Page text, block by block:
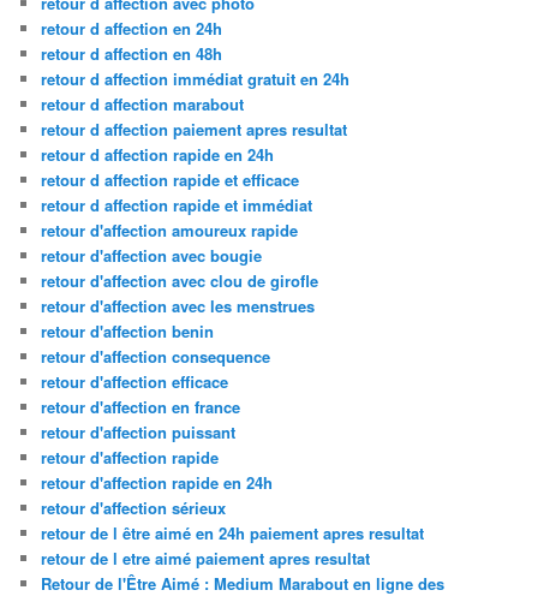
retour d affection en 24h
retour d affection en 48h
retour d affection immédiat gratuit en 24h
retour d affection marabout
retour d affection paiement apres resultat
retour d affection rapide en 24h
retour d affection rapide et efficace
retour d affection rapide et immédiat
retour d'affection amoureux rapide
retour d'affection avec bougie
retour d'affection avec clou de girofle
retour d'affection avec les menstrues
retour d'affection benin
retour d'affection consequence
retour d'affection efficace
retour d'affection en france
retour d'affection puissant
retour d'affection rapide
retour d'affection rapide en 24h
retour d'affection sérieux
retour de l être aimé en 24h paiement apres resultat
retour de l etre aimé paiement apres resultat
Retour de l'Être Aimé : Medium Marabout en ligne des